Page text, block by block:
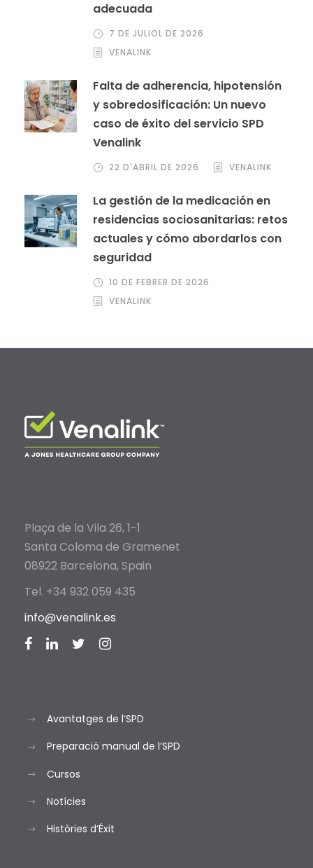
adecuada
7 DE JULIOL DE 2026
VENALINK
Falta de adherencia, hipotensión
y sobredosificación: Un nuevo
caso de éxito del servicio SPD
Venalink
22 D'ABRIL DE 2026 VENALINK
La gestión de la medicación en
residencias sociosanitarias: retos
actuales y cómo abordarlos con
seguridad
10 DE FEBRER DE 2026
VENALINK
Plaça de la Vila 26, 1-1
Santa Coloma de Gramenet
08922 Barcelona, Spain
Tel. +34 932 059 435
info@venalink.es
Avantatges de l’SPD
Preparació manual de l’SPD
Cursos
Notícies
Històries d’Éxit